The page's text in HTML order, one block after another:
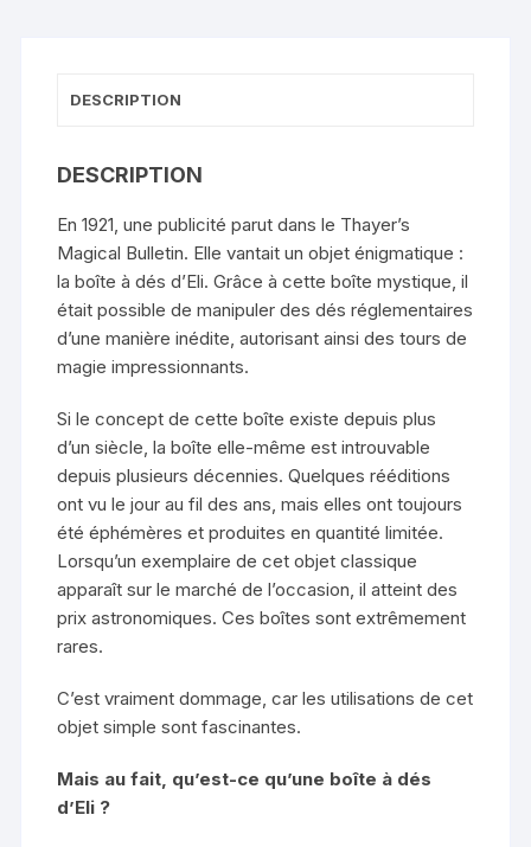
DESCRIPTION
DESCRIPTION
En 1921, une publicité parut dans le Thayer’s
Magical Bulletin. Elle vantait un objet énigmatique :
la boîte à dés d’Eli. Grâce à cette boîte mystique, il
était possible de manipuler des dés réglementaires
d’une manière inédite, autorisant ainsi des tours de
magie impressionnants.
Si le concept de cette boîte existe depuis plus
d’un siècle, la boîte elle-même est introuvable
depuis plusieurs décennies. Quelques rééditions
ont vu le jour au fil des ans, mais elles ont toujours
été éphémères et produites en quantité limitée.
Lorsqu’un exemplaire de cet objet classique
apparaît sur le marché de l’occasion, il atteint des
prix astronomiques. Ces boîtes sont extrêmement
rares.
C’est vraiment dommage, car les utilisations de cet
objet simple sont fascinantes.
Mais au fait, qu’est-ce qu’une boîte à dés
d’Eli ?